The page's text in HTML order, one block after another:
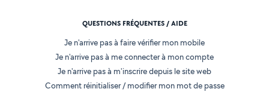
QUESTIONS FRÉQUENTES / AIDE
Je n'arrive pas à faire vérifier mon mobile
Je n'arrive pas à me connecter à mon compte
Je n'arrive pas à m'inscrire depuis le site web
Comment réinitialiser / modifier mon mot de passe